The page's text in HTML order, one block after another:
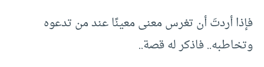
فإذا أردتَ أن تغرس معنى معينًا عند من تدعوه
وتخاطبه.. فاذكر له قصة..